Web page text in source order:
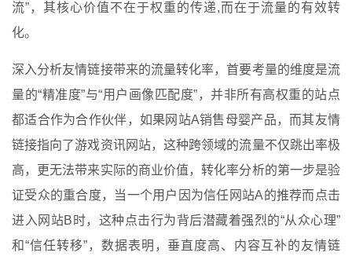
流”，其核心价值不在于权重的传递,而在于流量的有效转
化。
深入分析友情链接带来的流量转化率，首要考量的维度是流
量的“精准度”与“用户画像匹配度”，并非所有高权重的站点
都适合作为合作伙伴，如果网站A销售母婴产品，而其友情
链接指向了游戏资讯网站，这种跨领域的流量不仅跳出率极
高，更无法带来实际的商业价值，转化率分析的第一步是验
证受众的重合度，当一个用户因为信任网站A的推荐而点击
进入网站B时，这种点击行为背后潜藏着强烈的“从众心理”
和“信任转移”，数据表明，垂直度高、内容互补的友情链